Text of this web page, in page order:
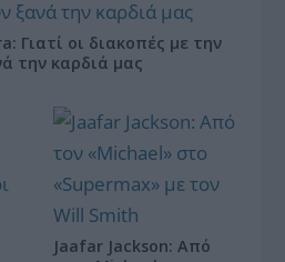
Γιατί οι διακοπές με την
την καρδιά μας
Jaafar Jackson: Από